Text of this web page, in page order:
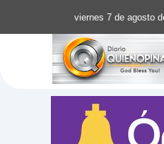
viernes 7 de agosto